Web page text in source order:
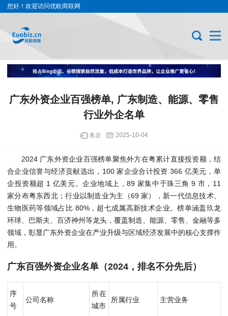
您好！欢迎访问优欧商联网
广东外资企业百强榜单, 广东制造、能源、零售
行业外企名单
名企 2025-10-04
2024 广东外资企业百强榜单聚焦外方在粤累计直接投资额，结
合企业信誉与经济贡献选出，100 家企业合计投资 366 亿美元，单
企投资额超 1 亿美元。企业地域上，89 家集中于珠三角 9 市，11
家分布粤东西北；行业以制造业为主（69 家），新一代信息技术、
生物医药等领域占比 80%，超七成属高新技术企业。榜单涵盖玖龙
环球、巴斯夫、百济神州等龙头，覆盖制造、能源、零售、金融等多
领域，彰显广东外资企业在产业升级与区域经济发展中的核心支撑作
用。
广东百强外资企业名单（2024，排名不分先后）
序
号
公司名称
所在
城市
所属行业 主营业务